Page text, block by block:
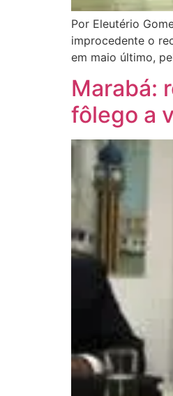
Por Eleutério
improcedente o
em maio último,
Marabá:
fôlego a